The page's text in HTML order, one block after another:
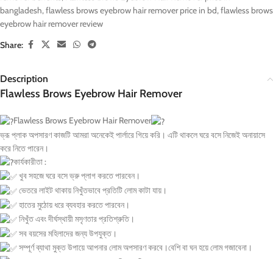
bangladesh,flawless brows eyebrow hair remover price in bd,flawless brows
eyebrow hair remover review
Share:
Description
Flawless Brows Eyebrow Hair Remover
Flawless Brows Eyebrow Hair Remover
ভ্রূ প্লাক অপসারণ কাজটি আমরা অনেকেই পার্লারে গিয়ে করি। এটি থাকলে ঘরে বসে নিজেই অনায়াসে
করে নিতে পারেন।
কার্যকারীতা :
খুব সহজে ঘরে বসে ভ্রু প্লাগ করতে পারবেন।
ভেতরে লাইট থাকায় নিখুঁতভাবে প্রতিটি লোম কাটা যায়।
হাতের মুঠোয় ধরে ব্যবহার করতে পারবেন।
নিখুঁত এবং দীর্ঘস্থায়ী মসৃণতার প্রতিশ্রুতি।
সব বয়সের মহিলাদের জন্য উপযুক্ত।
সম্পূর্ণ ব্যাথা মুক্ত উপায়ে আপনার লোম অপসারণ করবে।বেশি বা ঘন হয়ে লোম গজাবেনা।